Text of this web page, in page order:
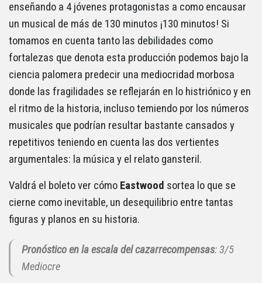
enseñando a 4 jóvenes protagonistas a como encausar
un musical de más de 130 minutos ¡130 minutos! Si
tomamos en cuenta tanto las debilidades como
fortalezas que denota esta producción podemos bajo la
ciencia palomera predecir una mediocridad morbosa
donde las fragilidades se reflejarán en lo histriónico y en
el ritmo de la historia, incluso temiendo por los números
musicales que podrían resultar bastante cansados y
repetitivos teniendo en cuenta las dos vertientes
argumentales: la música y el relato gansteril.
Valdrá el boleto ver cómo Eastwood sortea lo que se
cierne como inevitable, un desequilibrio entre tantas
figuras y planos en su historia.
Pronóstico en la escala del cazarrecompensas: 3/5
Mediocre